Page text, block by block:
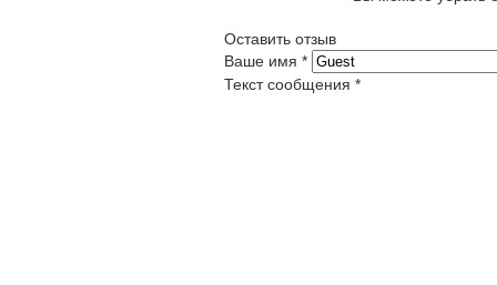
Оставить отзыв
Ваше имя *
Текст сообщения *